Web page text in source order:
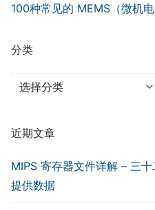
100种常见的 MEMS（微机
分类
分
近期文章
MIPS 寄存器文件详解 – 三
提供数据